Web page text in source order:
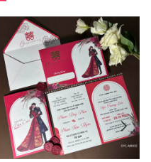
gồm bản đồ, quý khách
phí 300 - 500 đồng 1